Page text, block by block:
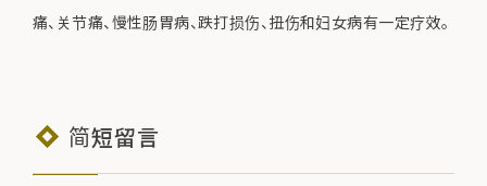
痛、关节痛、慢性肠胃病、跌打损伤、扭伤和妇女病有一定疗效。
简短留言